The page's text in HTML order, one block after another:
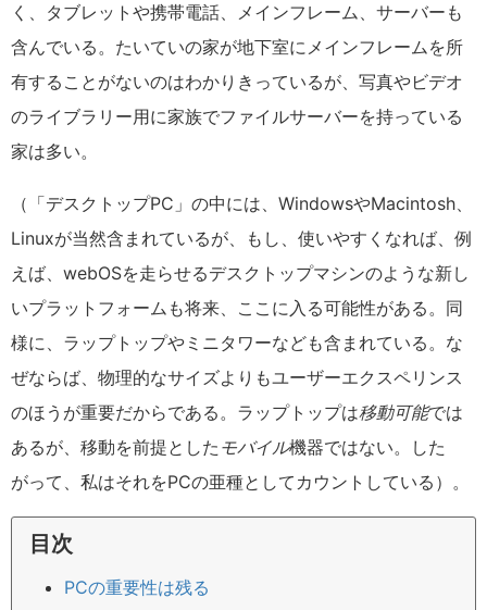
く、タブレットや携帯電話、メインフレーム、サーバーも
含んでいる。たいていの家が地下室にメインフレームを所
有することがないのはわかりきっているが、写真やビデオ
のライブラリー用に家族でファイルサーバーを持っている
家は多い。
（「デスクトップPC」の中には、WindowsやMacintosh、
Linuxが当然含まれているが、もし、使いやすくなれば、例
えば、webOSを走らせるデスクトップマシンのような新し
いプラットフォームも将来、ここに入る可能性がある。同
様に、ラップトップやミニタワーなども含まれている。な
ぜならば、物理的なサイズよりもユーザーエクスペリンス
のほうが重要だからである。ラップトップは移動可能では
あるが、移動を前提とした モバイル機器ではない。した
がって、私はそれをPCの亜種としてカウントしている）。
目次
PCの重要性は残る